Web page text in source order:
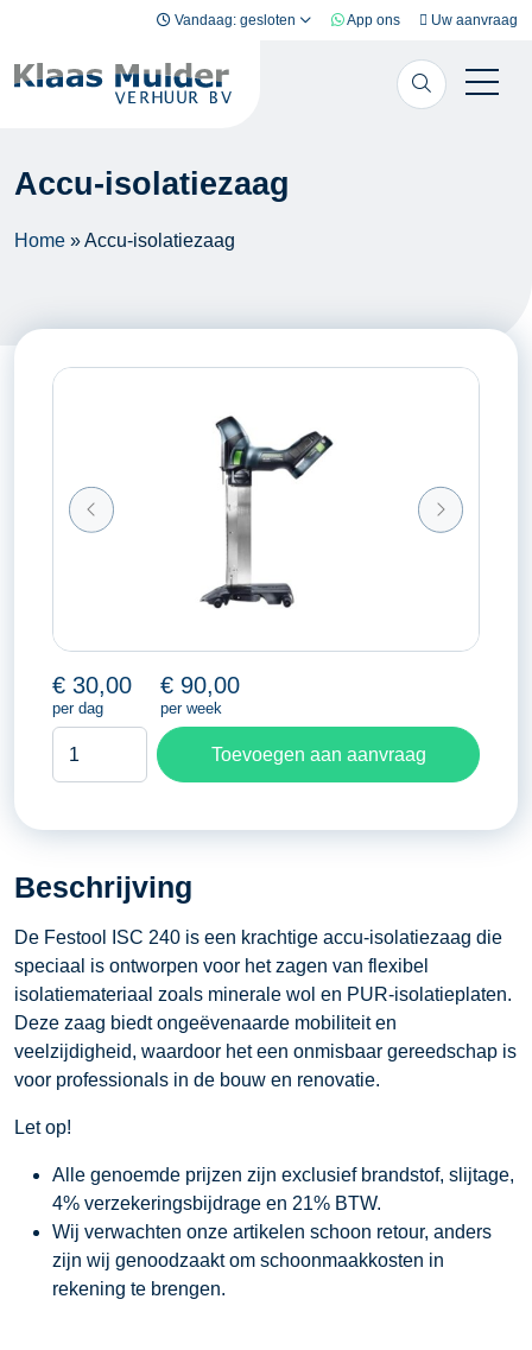
Vandaag: gesloten App ons Uw aanvraag
Accu-isolatiezaag
Home »Accu-isolatiezaag
€ 30,00
per dag
€ 90,00
per week
Toevoegen aan aanvraag
Beschrijving
De Festool ISC 240 is een krachtige accu-isolatiezaag die
speciaal is ontworpen voor het zagen van flexibel
isolatiemateriaal zoals minerale wol en PUR-isolatieplaten.
Deze zaag biedt ongeëvenaarde mobiliteit en
veelzijdigheid, waardoor het een onmisbaar gereedschap is
voor professionals in de bouw en renovatie.
Let op!
Alle genoemde prijzen zijn exclusief brandstof, slijtage,
4% verzekeringsbijdrage en 21% BTW.
Wij verwachten onze artikelen schoon retour, anders
zijn wij genoodzaakt om schoonmaakkosten in
rekening te brengen.